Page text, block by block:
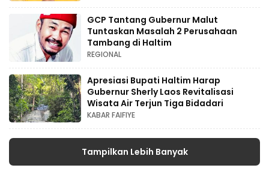
GCP Tantang Gubernur Malut
Tuntaskan Masalah 2 Perusahaan
Tambang di Haltim
REGIONAL
Apresiasi Bupati Haltim Harap
Gubernur Sherly Laos Revitalisasi
Wisata Air Terjun Tiga Bidadari
KABAR FAIFIYE
Tampilkan Lebih Banyak